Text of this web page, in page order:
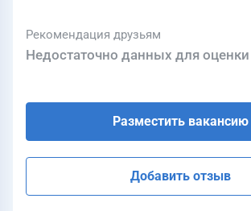
Рекомендация друзьям
Недостаточно данных для оценки
Разместить вакансию
Добавить отзыв